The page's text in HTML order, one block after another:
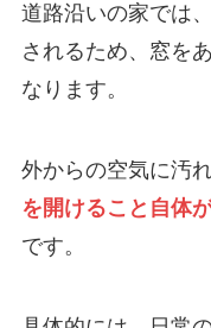
道路沿いの家では
されるため、窓を
なります。
外からの空気に汚
を開けること自体
です。